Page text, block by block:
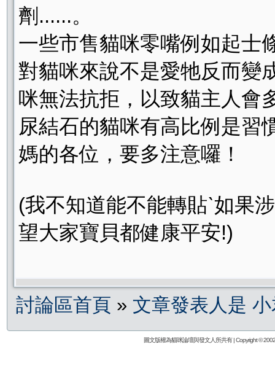
劑......。
一些市售貓咪零嘴例如起士
對貓咪來說不是愛牠反而變
咪無法抗拒，以致貓主人會
尿結石的貓咪有高比例是習
媽的各位，要多注意囉！
(我不知道能不能轉貼ˋ如果
望大家寶貝都健康平安!)
討論區首頁 » 文章發表人是
圖文版權為貓咪論壇與發文人所共有 | Copyright ©